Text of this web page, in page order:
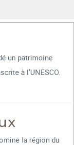
un patrimoine
à l’UNESCO.
la région du